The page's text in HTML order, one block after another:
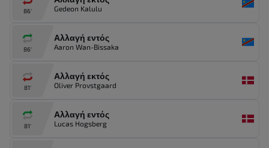
86' Gedeon Kalulu
86'
Αλλαγή εντός
Aaron Wan-Bissaka
81'
Αλλαγή εκτός
Oliver Provstgaard
81'
Αλλαγή εντός
Lucas Hogsberg